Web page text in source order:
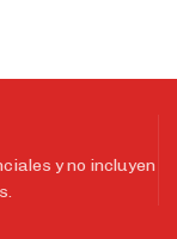
y no incluyen